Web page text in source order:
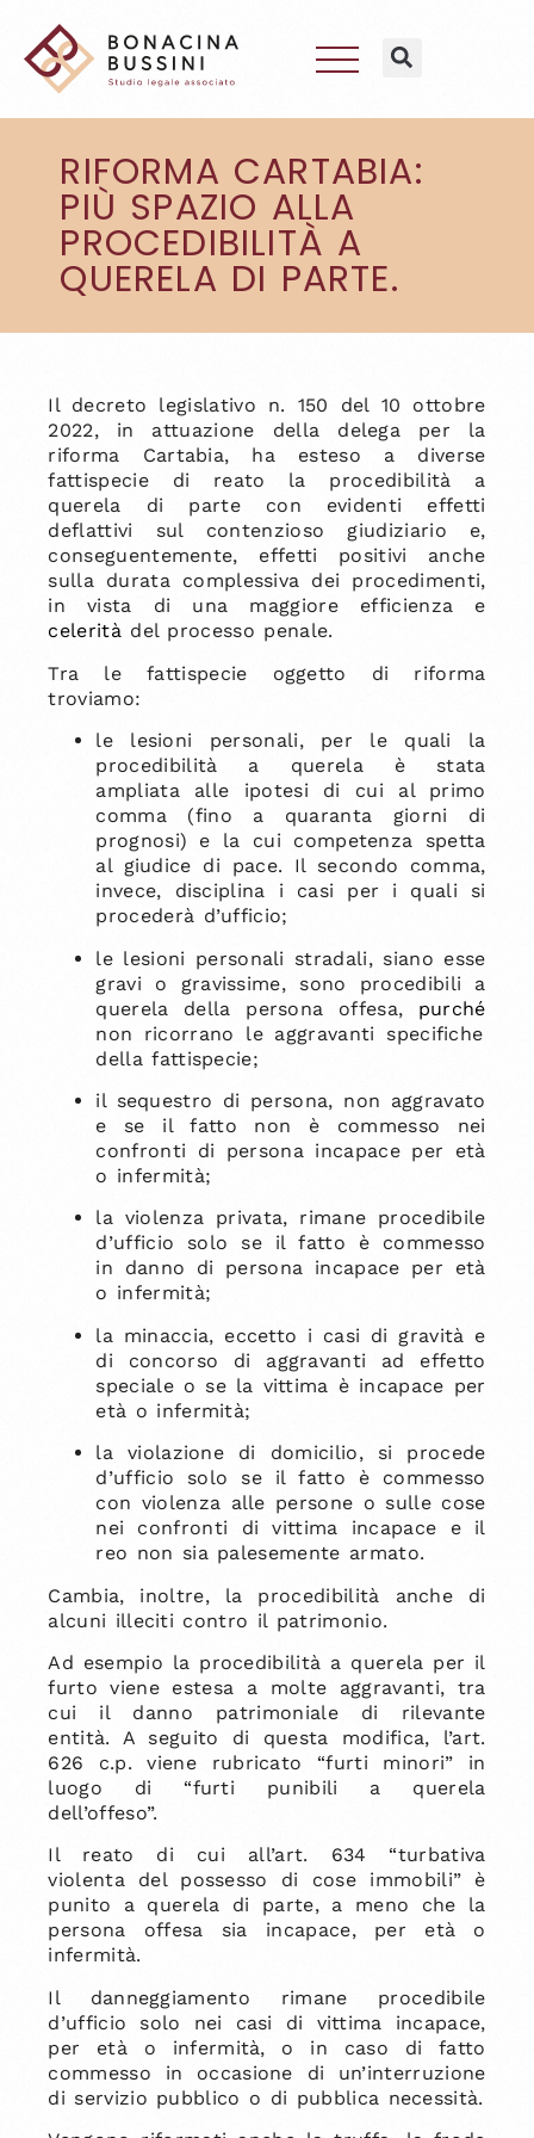
RIFORMA CARTABIA:
PIÙ SPAZIO ALLA
PROCEDIBILITÀ A
QUERELA DI PARTE.
Il decreto legislativo n. 150 del 10 ottobre
2022, in attuazione della delega per la
riforma Cartabia, ha esteso a diverse
fattispecie di reato la procedibilità a
querela di parte con evidenti effetti
deflattivi sul contenzioso giudiziario e,
conseguentemente, effetti positivi anche
sulla durata complessiva dei procedimenti,
in vista di una maggiore efficienza e
celeritàdel processo penale.
Tra le fattispecie oggetto di riforma
troviamo:
le lesioni personali, per le quali la
procedibilità a querela è stata
ampliata alle ipotesi di cui al primo
comma (fino a quaranta giorni di
prognosi) e la cui competenza spetta
al giudice di pace. Il secondo comma,
invece, disciplina i casi per i quali si
procederà d’ufficio;
le lesioni personali stradali, siano esse
gravi o gravissime, sono procedibili a
querela della persona offesa, purché
non ricorrano le aggravanti specifiche
della fattispecie;
il sequestro di persona, non aggravato
e se il fatto non è commesso nei
confronti di persona incapace per età
o infermità;
la violenza privata, rimane procedibile
d’ufficio solo se il fatto è commesso
in danno di persona incapace per età
o infermità;
la minaccia, eccetto i casi di gravità e
di concorso di aggravanti ad effetto
speciale o se la vittima è incapace per
età o infermità;
la violazione di domicilio, si procede
d’ufficio solo se il fatto è commesso
con violenza alle persone o sulle cose
nei confronti di vittima incapace e il
reo non sia palesemente armato.
Cambia, inoltre, la procedibilità anche di
alcuni illeciti contro il patrimonio.
Ad esempio la procedibilità a querela per il
furto viene estesa a molte aggravanti, tra
cui il danno patrimoniale di rilevante
entità. A seguito di questa modifica, l’art.
626 c.p. viene rubricato “furti minori” in
luogo di “furti punibili a querela
dell’offeso”.
Il reato di cui all’art. 634 “turbativa
violenta del possesso di cose immobili” è
punito a querela di parte, a meno che la
persona offesa sia incapace, per età o
infermità.
Il danneggiamento rimane procedibile
d’ufficio solo nei casi di vittima incapace,
per età o infermità, o in caso di fatto
commesso in occasione di un’interruzione
di servizio pubblico o di pubblica necessità.